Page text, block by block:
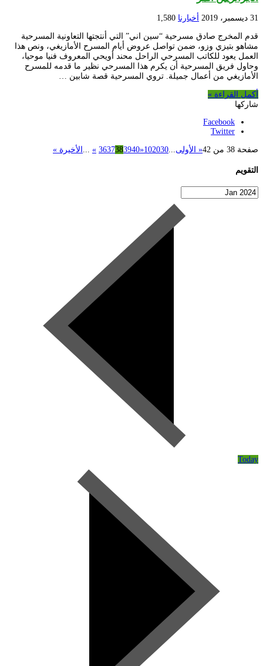
31 ديسمبر، 2019 أخبارنا 1,580
قدم المخرج صادق مسرحية “سين اني” التي أنتجتها التعاونية المسرحية
مشاهو بتيزي وزو، ضمن تواصل عروض أيام المسرح الأمازيغي، ونص هذا
العمل يعود للكاتب المسرحي الراحل محند أويحي المعروف فنيا موحيا،
وحاول فريق المسرحية أن يكرم هذا المسرحي نظير ما قدمه للمسرح
الأمازيغي من أعمال جميلة. تروي المسرحية قصة شابين …
أكمل القراءة »
شاركها
Facebook
Twitter
صفحة 38 من 42 « الأولى 102030
«
3637383940
» الأخيرة »
التقويم
Today